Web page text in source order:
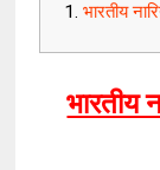
भारतीय
भारतीय